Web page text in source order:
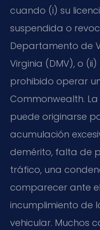
cuando (i) su
suspendida o
Departamento de
Virginia (DMV), o
prohibido operar
Commonwealth.
puede originarse
acumulación
demérito, falta de
tráfico, una
comparecer ante
incumplimiento de
vehicular. Muchos